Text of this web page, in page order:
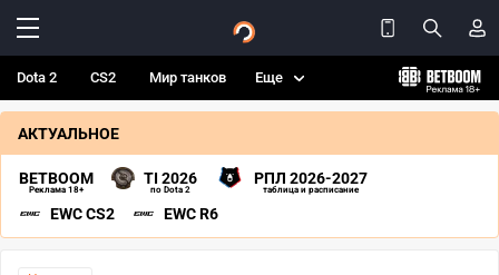
Dota 2 CS2 Мир танков Еще
АКТУАЛЬНОЕ
BETBOOM
Реклама 18+
TI 2026
по Dota 2
РПЛ 2026-2027
таблица и расписание
EWC CS2 EWC R6